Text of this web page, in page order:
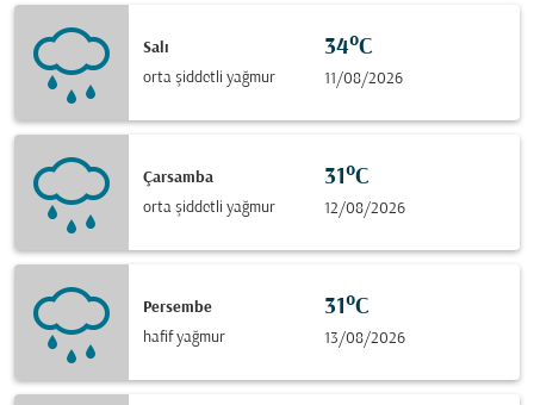
Salı
orta şiddetli yağmur
34°C
11/08/2026
Çarsamba
orta şiddetli yağmur
31°C
12/08/2026
Persembe
hafif yağmur
31°C
13/08/2026